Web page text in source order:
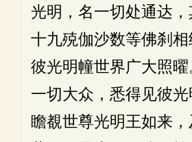
光明，名一切处通达
十九殑伽沙数等佛刹
彼光明幢世界广大照
一切大众，悉得见彼光
瞻覩世尊光明王如来